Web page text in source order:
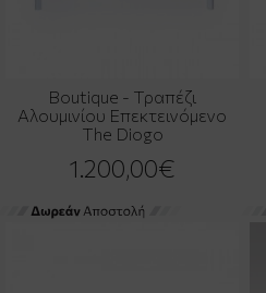
Boutique - Τραπέζι
Αλουμινίου Επεκτεινόμενο
The Diogo
1.200,00€